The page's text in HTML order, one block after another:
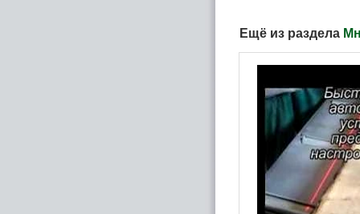
Ещё из раздела